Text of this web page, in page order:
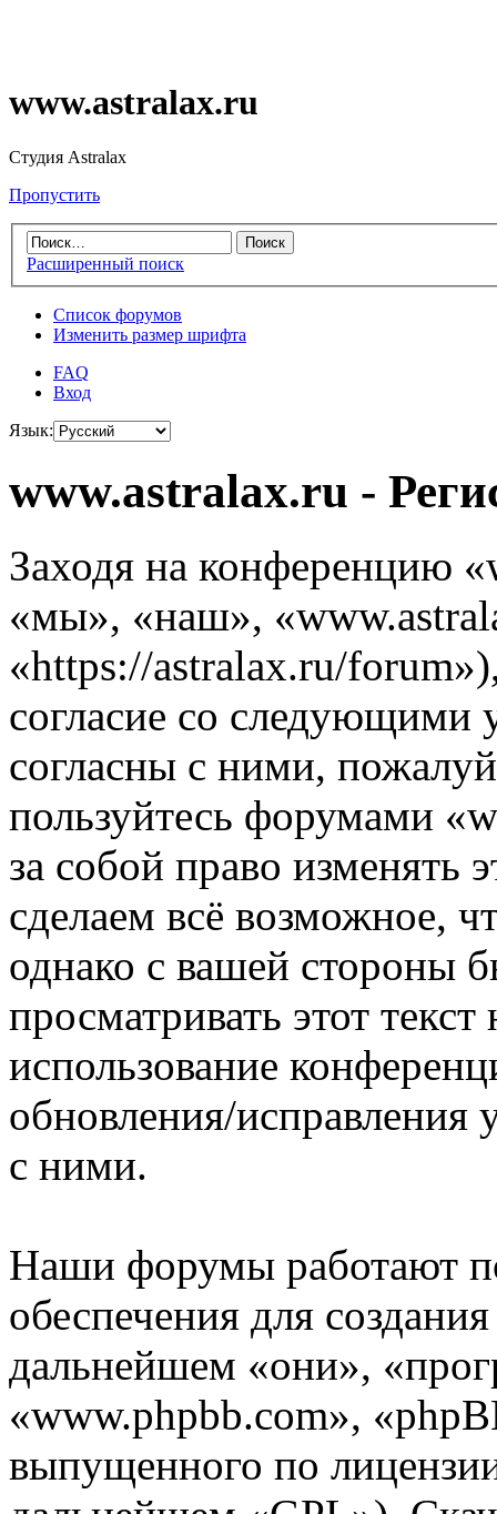
www.astralax.ru
Студия Astralax
Пропустить
Расширенный поиск
Список форумов
Изменить размер шрифта
FAQ
Вход
Язык:
www.astralax.ru -
Заходя на конференцию
«мы», «наш»,
«https://astralax.ru/
согласие со следующими
согласны с ними,
пользуйтесь форумами
за собой право изменять
сделаем всё возможное,
однако с вашей стороны
просматривать этот
использование
обновления/исправления
с ними.
Наши форумы работают
обеспечения для
дальнейшем «они»,
«www.phpbb.com»,
выпущенного по